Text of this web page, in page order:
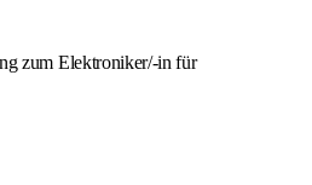
zum Elektroniker/-in für